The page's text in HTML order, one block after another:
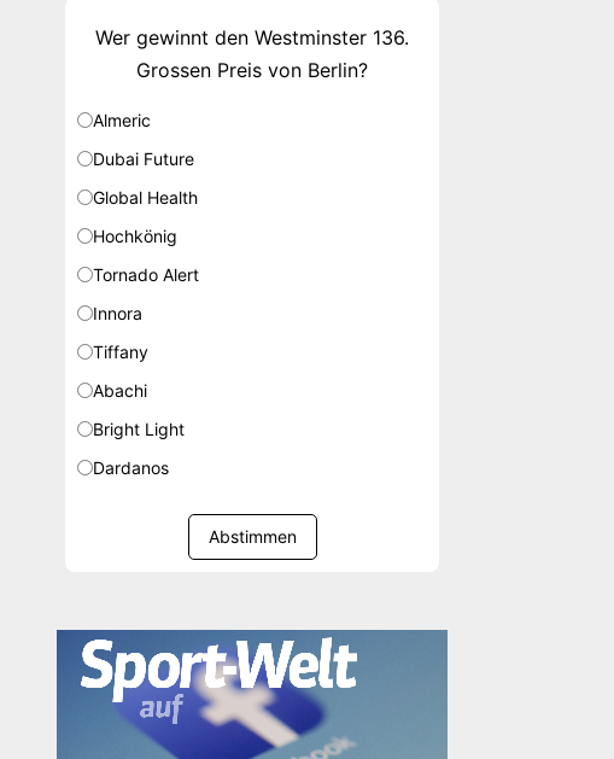
Wer gewinnt den Westminster 136.
Grossen Preis von Berlin?
Almeric
Dubai Future
Global Health
Hochkönig
Tornado Alert
Innora
Tiffany
Abachi
Bright Light
Dardanos
Abstimmen